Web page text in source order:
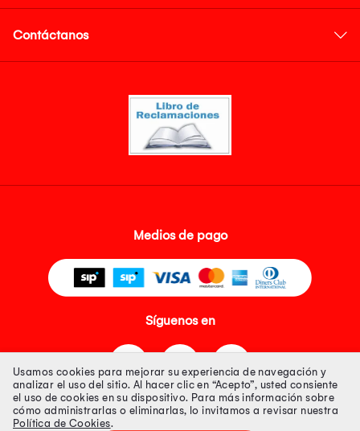
Contáctanos
Medios de pago
Síguenos en
Usamos cookies para mejorar su experiencia de navegación y
analizar el uso del sitio. Al hacer clic en “Acepto”, usted consiente
el uso de cookies en su dispositivo. Para más información sobre
cómo administrarlas o eliminarlas, lo invitamos a revisar nuestra
Política de Cookies.